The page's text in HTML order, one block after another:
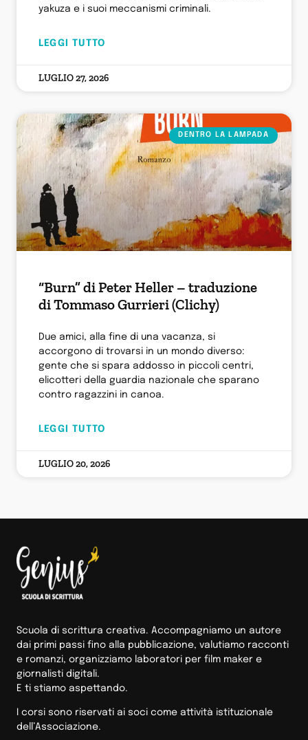
yakuza e i suoi meccanismi criminali.
LEGGI TUTTO
LUGLIO 27, 2026
DENTRO LA LAMPADA
“Burn” di Peter Heller – traduzione
di Tommaso Gurrieri (Clichy)
Due amici, alla fine di una vacanza, si
accorgono di trovarsi in un mondo diverso:
gente che si spara addosso in piccoli centri,
elicotteri della guardia nazionale che sparano
contro ragazzini in canoa.
LEGGI TUTTO
LUGLIO 20, 2026
Scuola di scrittura creativa. Accompagniamo un autore
dai primi passi fino alla pubblicazione, valutiamo racconti
e romanzi, organizziamo laboratori per film maker e
giornalisti digitali.
E ti stiamo aspettando.
I corsi sono riservati ai soci come attività istituzionale
dell’Associazione.